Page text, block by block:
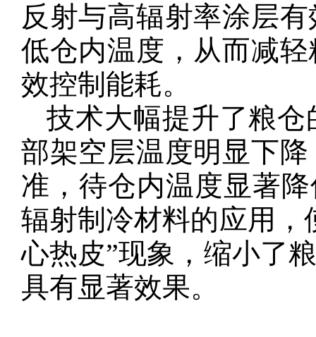
反射与高辐射率涂层
低仓内温度，从而减
效控制能耗。
技术大幅提升了粮
部架空层温度明显下
准，待仓内温度显著
辐射制冷材料的应用，
心热皮”现象，缩小了
具有显著效果。